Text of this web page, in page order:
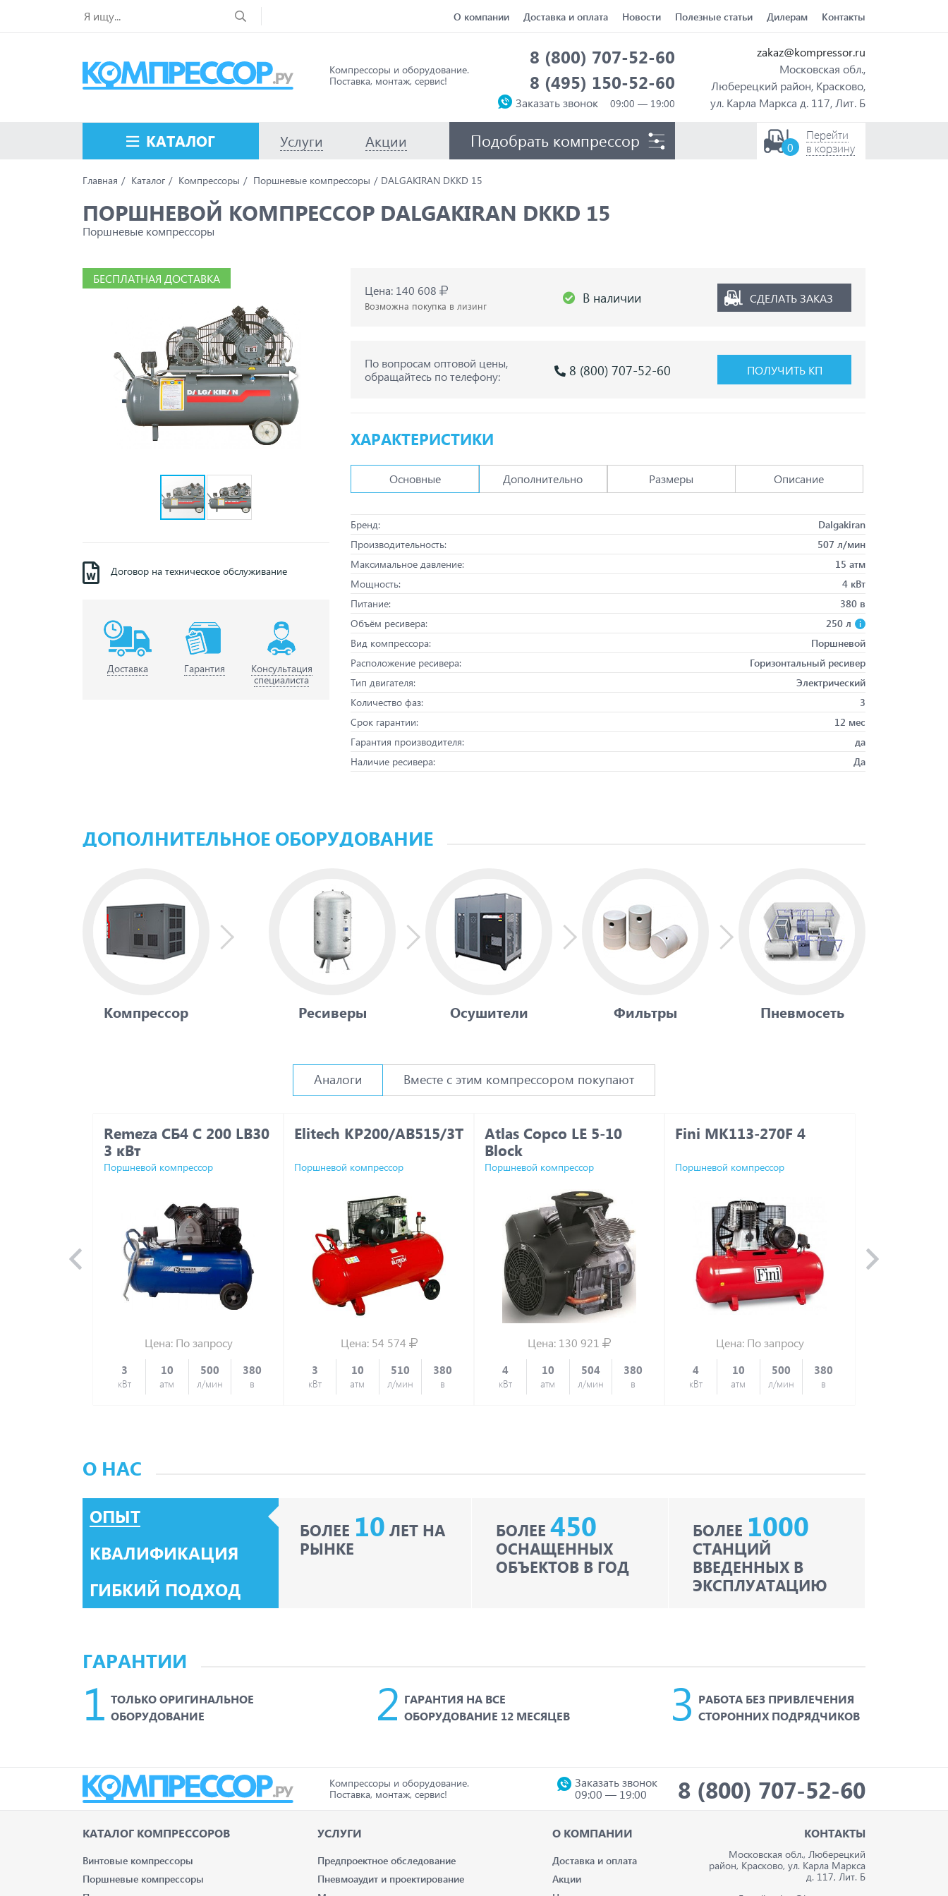
О компании Доставка и оплата Новости Полезные статьи Дилерам Контакты
Компрессоры и оборудование.
Поставка, монтаж, сервис!
8 (800) 707-52-60
8 (495) 150-52-60
Заказать звонок
zakaz@kompressor.ru
Московская обл.,
Люберецкий район, Красково,
ул. Карла Маркса д. 117, Лит. Б
КАТАЛОГ Услуги Акции Подобрать компрессор
Перейти
в корзину
0
Главная Каталог Компрессоры Поршневые компрессоры DALGAKIRAN DKKD 15
ПОРШНЕВОЙ КОМПРЕССОР DALGAKIRAN DKKD 15
Поршневые компрессоры
БЕСПЛАТНАЯ ДОСТАВКА
Договор на техническое обслуживание
Доставка Гарантия
Консультация
специалиста
Цена: 140 608
Возможна покупка в лизинг В наличии СДЕЛАТЬ ЗАКАЗ
По вопросам оптовой цены,
обращайтесь по телефону:
8 (800) 707-52-60 ПОЛУЧИТЬ КП
ХАРАКТЕРИСТИКИ
Основные Дополнительно Размеры Описание
Бренд:
Dalgakiran
Производительность:
507 л/мин
Максимальное давление:
15 атм
Мощность:
4 кВт
Питание:
380 в
Объём ресивера:
250 л
Вид компрессора:
Поршневой
Расположение ресивера:
Горизонтальный ресивер
Тип двигателя:
Электрический
Количество фаз:
3
Срок гарантии:
12 мес
Гарантия производителя:
да
Наличие ресивера:
Да
ДОПОЛНИТЕЛЬНОЕ ОБОРУДОВАНИЕ
Компрессор Ресиверы Осушители Фильтры Пневмосеть
Аналоги Вместе с этим компрессором покупают
Remeza СБ4 С 200 LB30
3 кВт
Поршневой компрессор
Цена: По запросу
3
кВт
10
атм
500
л/мин
380
в
Elitech КР200/AB515/3Т
Поршневой компрессор
Цена: 54 574
3
кВт
10
атм
510
л/мин
380
в
Atlas Copco LE 5-10
Block
Поршневой компрессор
Цена: 130 921
4
кВт
10
атм
504
л/мин
380
в
Fini MK113-270F 4
Поршневой компрессор
Цена: По запросу
4
кВт
10
атм
500
л/мин
380
в
О НАС
ОПЫТ
КВАЛИФИКАЦИЯ
ГИБКИЙ ПОДХОД
БОЛЕЕ 10 ЛЕТ НА
РЫНКЕ
БОЛЕЕ450
ОСНАЩЕННЫХ
ОБЪЕКТОВ В ГОД
БОЛЕЕ 1000
СТАНЦИЙ
ВВЕДЕННЫХ В
ЭКСПЛУАТАЦИЮ
ГАРАНТИИ
ТОЛЬКО ОРИГИНАЛЬНОЕ
ОБОРУДОВАНИЕ
ГАРАНТИЯ НА ВСЕ
ОБОРУДОВАНИЕ 12 МЕСЯЦЕВ
РАБОТА БЕЗ ПРИВЛЕЧЕНИЯ
СТОРОННИХ ПОДРЯДЧИКОВ
Компрессоры и оборудование.
Поставка, монтаж, сервис!
Заказать звонок
09:00 — 19:00
8 (800) 707-52-60
КАТАЛОГ КОМПРЕССОРОВ
Винтовые компрессоры
Поршневые компрессоры
УСЛУГИ
Предпроектное обследование
Пневмоаудит и проектирование
О КОМПАНИИ
Доставка и оплата
Акции
КОНТАКТЫ
Московская обл., Люберецкий
район, Красково, ул. Карла Маркса
д. 117, Лит. Б